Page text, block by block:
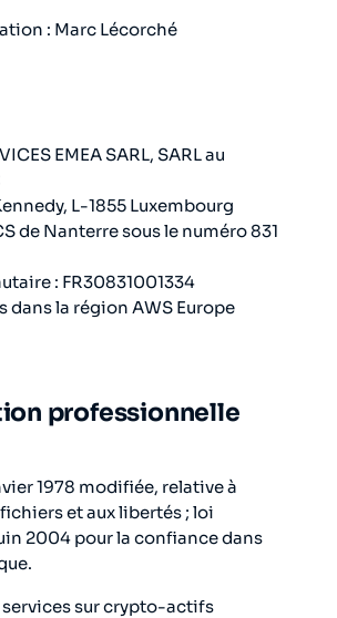
: Marc Lécorché
EMEA SARL, SARL au
L-1855 Luxembourg
de Nanterre sous le numéro 831
: FR30831001334
dans la région AWS Europe
professionnelle
1978 modifiée, relative à
et aux libertés ; loi
2004 pour la confiance dans
sur crypto-actifs